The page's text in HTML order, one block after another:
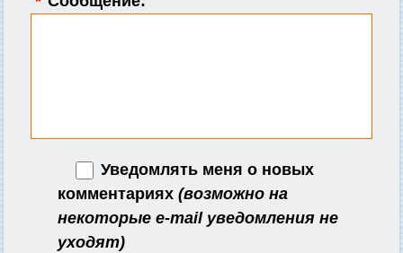
Уведомлять меня о новых
комментариях (возможно на
некоторые e-mail уведомления не
уходят)